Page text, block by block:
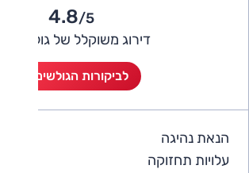
4.8/5
דירוג משוקלל של גולשי אוטו
לביקורות הגולשים (2)
הנאת נהיגה
עלויות תחזוקה